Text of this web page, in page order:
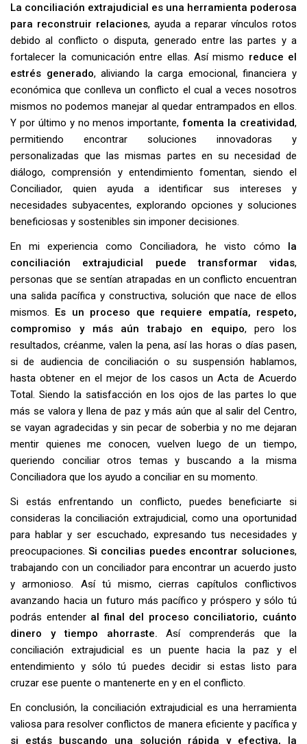
La conciliación extrajudicial es una herramienta poderosa
para reconstruir relaciones, ayuda a reparar vínculos rotos
debido al conflicto o disputa, generado entre las partes y a
fortalecer la comunicación entre ellas. Así mismo reduce el
estrés generado, aliviando la carga emocional, financiera y
económica que conlleva un conflicto el cual a veces nosotros
mismos no podemos manejar al quedar entrampados en ellos.
Y por último y no menos importante,fomenta la creatividad,
permitiendo encontrar soluciones innovadoras y
personalizadas que las mismas partes en su necesidad de
diálogo, comprensión y entendimiento fomentan, siendo el
Conciliador, quien ayuda a identificar sus intereses y
necesidades subyacentes, explorando opciones y soluciones
beneficiosas y sostenibles sin imponer decisiones.
En mi experiencia como Conciliadora, he visto cómo la
conciliación extrajudicial puede transformar vidas,
personas que se sentían atrapadas en un conflicto encuentran
una salida pacífica y constructiva, solución que nace de ellos
mismos. Es un proceso que requiere empatía, respeto,
compromiso y más aún trabajo en equipo, pero los
resultados, créanme, valen la pena, así las horas o días pasen,
si de audiencia de conciliación o su suspensión hablamos,
hasta obtener en el mejor de los casos un Acta de Acuerdo
Total. Siendo la satisfacción en los ojos de las partes lo que
más se valora y llena de paz y más aún que al salir del Centro,
se vayan agradecidas y sin pecar de soberbia y no me dejaran
mentir quienes me conocen, vuelven luego de un tiempo,
queriendo conciliar otros temas y buscando a la misma
Conciliadora que los ayudo a conciliar en su momento.
Si estás enfrentando un conflicto, puedes beneficiarte si
consideras la conciliación extrajudicial, como una oportunidad
para hablar y ser escuchado, expresando tus necesidades y
preocupaciones.Si concilias puedes encontrar soluciones,
trabajando con un conciliador para encontrar un acuerdo justo
y armonioso. Así tú mismo, cierras capítulos conflictivos
avanzando hacia un futuro más pacífico y próspero y sólo tú
podrás entender al final del proceso conciliatorio, cuánto
dinero y tiempo ahorraste. Así comprenderás que la
conciliación extrajudicial es un puente hacia la paz y el
entendimiento y sólo tú puedes decidir si estas listo para
cruzar ese puente o mantenerte en y en el conflicto.
En conclusión, la conciliación extrajudicial es una herramienta
valiosa para resolver conflictos de manera eficiente y pacífica y
si estás buscando una solución rápida y efectiva, la